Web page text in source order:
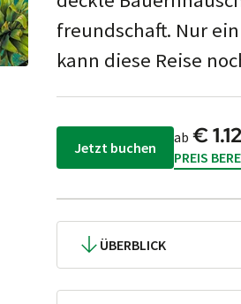
freund­schaft. Nur
kann diese Reise
Jetzt buchen
ab €
PREIS
ÜBERBLICK